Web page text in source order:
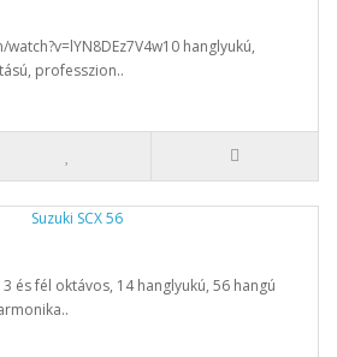
hanglyukú,
professzion..
és fél oktávos, 14 hanglyukú, 56 hangú